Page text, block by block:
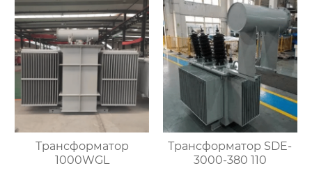
Трансформатор
1000WGL
Трансформатор SDE-
3000-380 110